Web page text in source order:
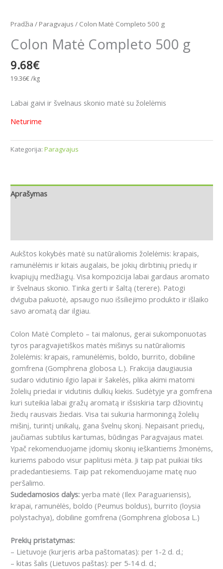
Pradžia / Paragvajus / Colon Matė Completo 500 g
Colon Matė Completo 500 g
9.68€
19.36€/kg
Labai gaivi ir švelnaus skonio matė su žolelėmis
Neturime
Kategorija: Paragvajus
Aprašymas
Aukštos kokybės matė su natūraliomis žolelėmis: krapais,
ramunėlėmis ir kitais augalais, be jokių dirbtinių priedų ir
kvapiųjų medžiagų. Visa kompozicija labai gardaus aromato
ir švelnaus skonio. Tinka gerti ir šaltą (terere). Patogi
dviguba pakuotė, apsaugo nuo išsiliejimo produkto ir išlaiko
savo aromatą dar ilgiau.
Colon Matė Completo – tai malonus, gerai sukomponuotas
tyros paragvajietiškos matės mišinys su natūraliomis
žolelėmis: krapais, ramunėlėmis, boldo, burrito, dobiline
gomfrena (Gomphrena globosa L.). Frakcija daugiausia
sudaro vidutinio ilgio lapai ir šakelės, plika akimi matomi
žolelių priedai ir vidutinis dulkių kiekis. Sudėtyje yra gomfrena
kuri suteikia labai gražų aromatą ir išsiskiria tarp džiovintų
žiedų rausvais žiedais. Visa tai sukuria harmoningą žolelių
mišinį, turintį unikalų, gana švelnų skonį. Nepaisant priedų,
jaučiamas subtilus kartumas, būdingas Paragvajaus matei.
Ypač rekomenduojame įdomių skonių ieškantiems žmonėms,
kuriems pabodo visur paplitusi mėta. Ji taip pat puikiai tiks
pradedantiesiems. Taip pat rekomenduojame matę nuo
peršalimo.
Sudedamosios dalys: yerba matė (Ilex Paraguariensis),
krapai, ramunėlės, boldo (Peumus boldus), burrito (loysia
polystachya), dobiline gomfrena (Gomphrena globosa L.)
Prekių pristatymas:
– Lietuvoje (kurjeris arba paštomatas): per 1-2 d. d.;
– kitas šalis (Lietuvos paštas): per 5-14 d. d.;